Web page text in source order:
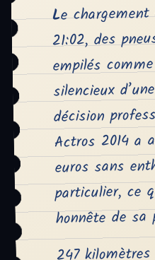
Le
21:02, des
empilés
silencieux
décision
Actros 2014 a
euros sans
particulier, ce
honnête de sa
247